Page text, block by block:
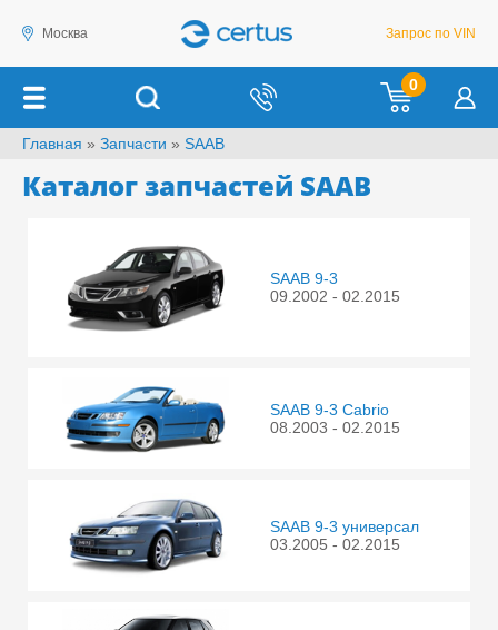
Москва Запрос по VIN
0
Главная » Запчасти » SAAB
Каталог запчастей SAAB
SAAB 9-3
09.2002 - 02.2015
SAAB 9-3 Cabrio
08.2003 - 02.2015
SAAB 9-3 универсал
03.2005 - 02.2015